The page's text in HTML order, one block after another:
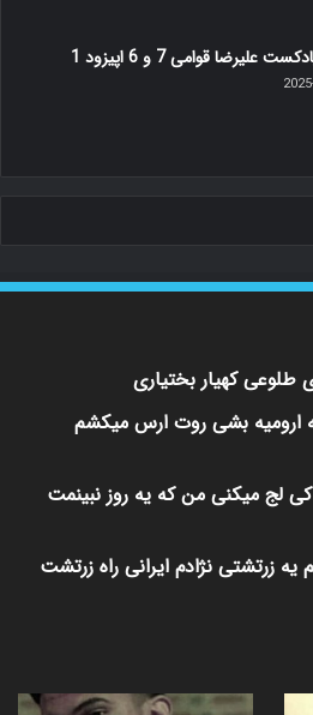
علیرضا قوامی 7 و 6 اپیزود 1
طلوعی کهیار بختیاری
ارومیه بشی روت ارس میکشم
کی لج میکنی من که یه روز نبینمت
یه زرتشتی نژادم ایرانی راه زرتشت